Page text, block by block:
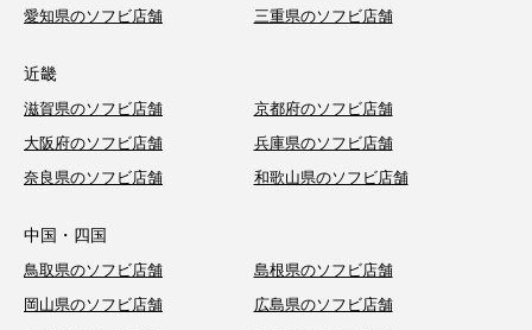
愛知県のソフビ店舗
三重県のソフビ店舗
近畿
滋賀県のソフビ店舗
京都府のソフビ店舗
大阪府のソフビ店舗
兵庫県のソフビ店舗
奈良県のソフビ店舗
和歌山県のソフビ店舗
中国・四国
鳥取県のソフビ店舗
島根県のソフビ店舗
岡山県のソフビ店舗
広島県のソフビ店舗